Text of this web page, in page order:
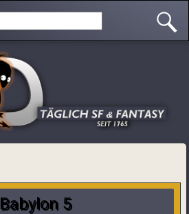
Babylon 5